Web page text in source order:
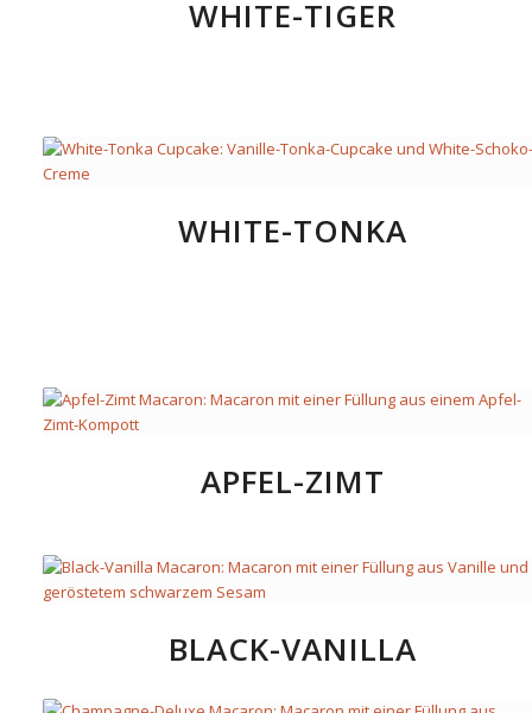
WHITE-TIGER
WHITE-TONKA
APFEL-ZIMT
BLACK-VANILLA